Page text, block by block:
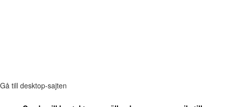
Gå till desktop-sajten